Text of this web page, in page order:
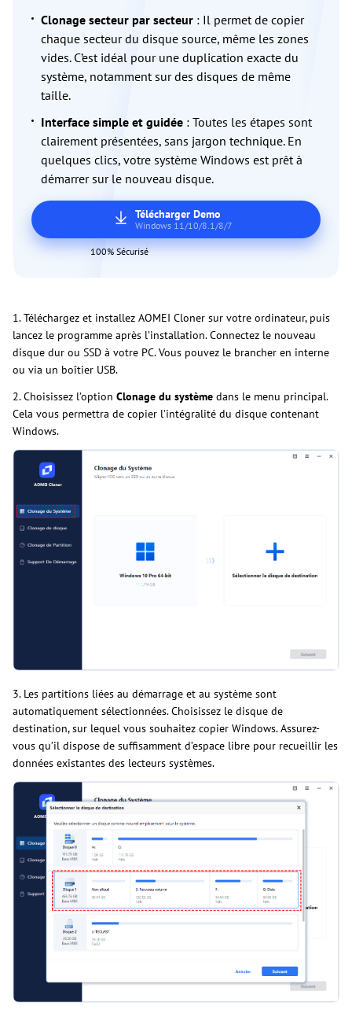
Clonage secteur par secteur : Il permet de copier
chaque secteur du disque source, même les zones
vides. C’est idéal pour une duplication exacte du
système, notamment sur des disques de même
taille.
Interface simple et guidée : Toutes les étapes sont
clairement présentées, sans jargon technique. En
quelques clics, votre système Windows est prêt à
démarrer sur le nouveau disque.
Télécharger Demo
Windows 11/10/8.1/8/7
100% Sécurisé
1. Téléchargez et installez AOMEI Cloner sur votre ordinateur, puis
lancez le programme après l’installation. Connectez le nouveau
disque dur ou SSD à votre PC. Vous pouvez le brancher en interne
ou via un boîtier USB.
2. Choisissez l’option Clonage du système dans le menu principal.
Cela vous permettra de copier l’intégralité du disque contenant
Windows.
3. Les partitions liées au démarrage et au système sont
automatiquement sélectionnées. Choisissez le disque de
destination, sur lequel vous souhaitez copier Windows. Assurez-
vous qu’il dispose de suffisamment d’espace libre pour recueillir les
données existantes des lecteurs systèmes.